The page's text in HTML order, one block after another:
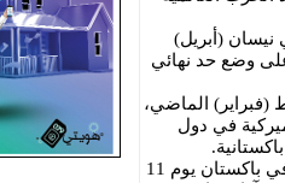
(أبريل)
وضع حد نهائي
ودولة الاحتلال الإسرائيلي حربا على إيران يوم 28 شباط (فبراير) الماضي،
في دول
وعقب فشل الجولة الأولى من مسار المفاوضات بين الولايات المتحدة وإيران في باكستان يوم 11